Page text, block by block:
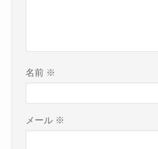
名前 ※
メール ※